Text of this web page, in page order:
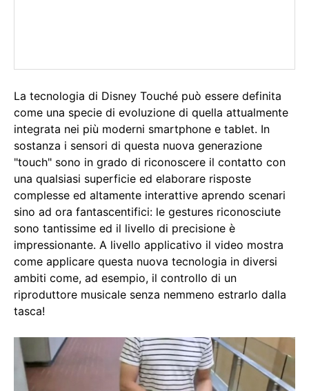
La tecnologia di Disney Touché può essere definita
come una specie di evoluzione di quella attualmente
integrata nei più moderni smartphone e tablet. In
sostanza i sensori di questa nuova generazione
"touch" sono in grado di riconoscere il contatto con
una qualsiasi superficie ed elaborare risposte
complesse ed altamente interattive aprendo scenari
sino ad ora fantascentifici: le gestures riconosciute
sono tantissime ed il livello di precisione è
impressionante. A livello applicativo il video mostra
come applicare questa nuova tecnologia in diversi
ambiti come, ad esempio, il controllo di un
riproduttore musicale senza nemmeno estrarlo dalla
tasca!